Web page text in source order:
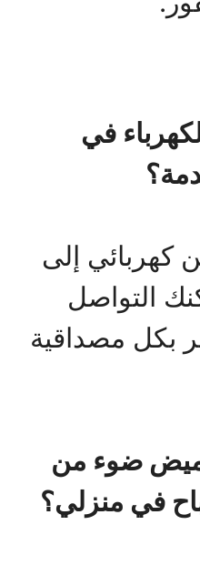
في
كهربائي إلى
التواصل
بكل مصداقية
ضوء من
في منزلي؟